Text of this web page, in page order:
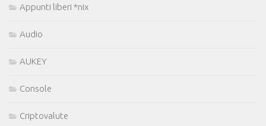
Appunti liberi *nix
Audio
AUKEY
Console
Criptovalute